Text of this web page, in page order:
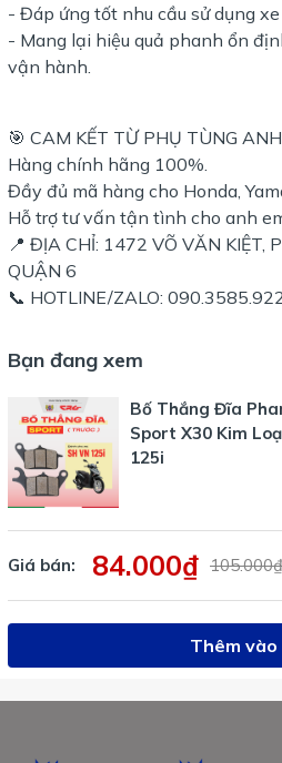
- Đáp ứng tốt nhu cầu sử dụng
- Mang lại hiệu quả phanh ổn
vận hành.
🎯 CAM KẾT TỪ PHỤ TÙNG
Hàng chính hãng 100%.
Đầy đủ mã hàng cho Honda,
Hỗ trợ tư vấn tận tình cho anh
📍 ĐỊA CHỈ: 1472 VÕ VĂN KIỆT,
QUẬN 6
📞 HOTLINE/ZALO:
Bạn đang xem
Bố Thắng Đĩa
Sport X30 Kim
125i
Giá bán: 84.000₫ 105.000₫
Thêm vào